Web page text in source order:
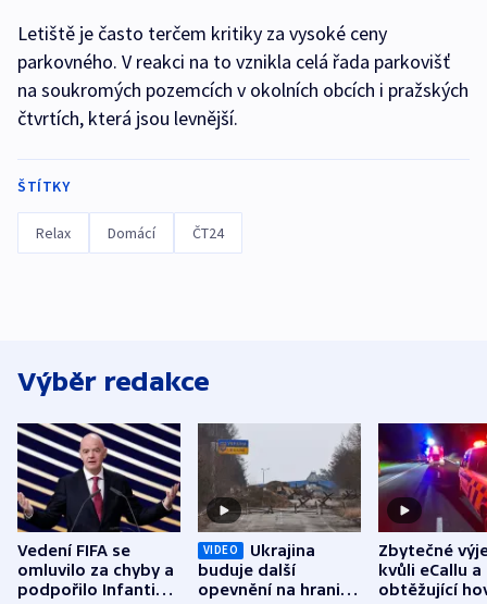
Letiště je často terčem kritiky za vysoké ceny
parkovného. V reakci na to vznikla celá řada parkovišť
na soukromých pozemcích v okolních obcích i pražských
čtvrtích, která jsou levnější.
ŠTÍTKY
Relax Domácí ČT24
Výběr redakce
Vedení FIFA se
omluvilo za chyby a
podpořilo Infantina.
VIDEO
Ukrajina
buduje další
opevnění na hranici
Zbytečné
kvůli eCallu a
obtěžující